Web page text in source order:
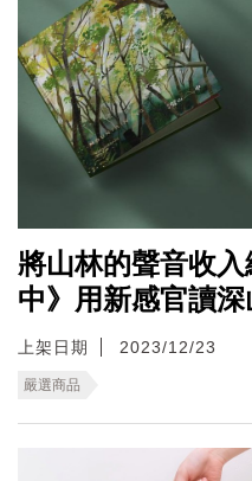
將山林的聲音收
中》用新感官讀
上架日期 2023/12/23
嚴選商品